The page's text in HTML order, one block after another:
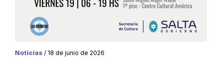
Noticias / 18 de junio de 2026